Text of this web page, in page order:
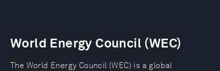
World Energy Council (WEC)
The World Energy Council (WEC) is a global